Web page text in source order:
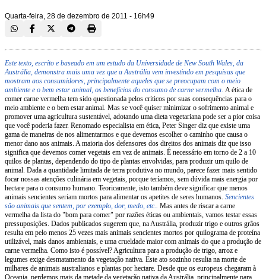
Quarta-feira, 28 de dezembro de 2011 - 16h49
Este texto, escrito e baseado em um estudo da Universidade de New South Wales, da
Austrália, demonstra mais uma vez que a Austrália vem investindo em pesquisas que
mostram aos consumidores, principalmente aqueles que se preocupam com o meio
ambiente e o bem estar animal, os benefícios do consumo de carne vermelha. A ética de
comer carne vermelha tem sido questionada pelos críticos por suas consequências para o
meio ambiente e o bem estar animal. Mas se você quiser minimizar o sofrimento animal e
promover uma agricultura sustentável, adotando uma dieta vegetariana pode ser a pior coisa
que você poderia fazer. Renomado especialista em ética, Peter Singer diz que existe uma
gama de maneiras de nos alimentarmos e que devemos escolher o caminho que causa o
menor dano aos animais. A maioria dos defensores dos direitos dos animais diz que isso
significa que devemos comer vegetais em vez de animais. É necessário em torno de 2 a 10
quilos de plantas, dependendo do tipo de plantas envolvidas, para produzir um quilo de
animal. Dada a quantidade limitada de terra produtiva no mundo, parece fazer mais sentido
focar nossas atenções culinária em vegetais, porque teríamos, sem dúvida mais energia por
hectare para o consumo humano. Teoricamente, isto também deve significar que menos
animais sencientes seriam mortos para alimentar os apetites de seres humanos. Sencientes
são animais que sentem, por exemplo, dor, medo, etc.. Mas antes de riscar a carne
vermelha da lista do "bom para comer" por razões éticas ou ambientais, vamos testar essas
pressuposições. Dados publicados sugerem que, na Austrália, produzir trigo e outros grãos
resulta em pelo menos 25 vezes mais animais sencientes mortos por quilograma de proteína
utilizável, mais danos ambientais, e uma crueldade maior com animais do que a produção de
carne vermelha. Como isto é possível? Agricultura para a produção de trigo, arroz e
legumes exige desmatamento da vegetação nativa. Este ato sozinho resulta na morte de
milhares de animais australianos e plantas por hectare. Desde que os europeus chegaram à
Oceania, perdemos mais da metade da vegetação nativa da Austrália, principalmente para